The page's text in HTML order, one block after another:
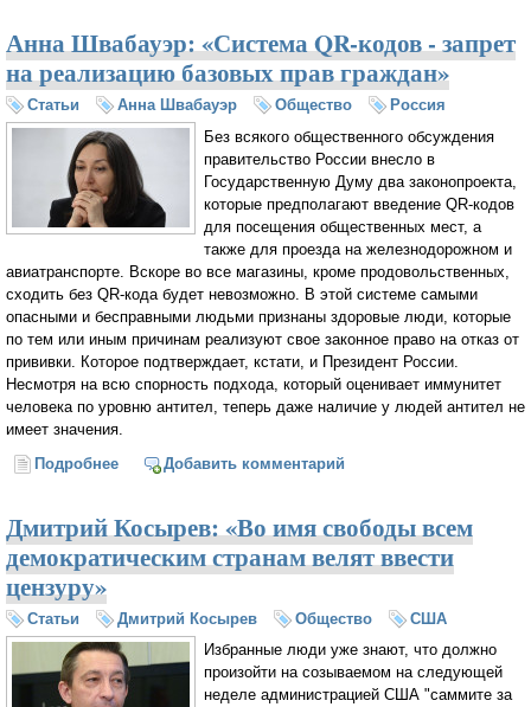
Анна Швабауэр: «Система QR-кодов - запрет
на реализацию базовых прав граждан»
Статьи Анна Швабауэр Общество
Россия
Без всякого общественного обсуждения
правительство России внесло в
Государственную Думу два законопроекта,
которые предполагают введение QR-кодов
для посещения общественных мест, а
также для проезда на железнодорожном и
авиатранспорте. Вскоре во все магазины, кроме продовольственных,
сходить без QR-кода будет невозможно. В этой системе самыми
опасными и бесправными людьми признаны здоровые люди, которые
по тем или иным причинам реализуют свое законное право на отказ от
прививки. Которое подтверждает, кстати, и Президент России.
Несмотря на всю спорность подхода, который оценивает иммунитет
человека по уровню антител, теперь даже наличие у людей антител не
имеет значения.
Подробнее о Анна Швабауэр: «Система QR-кодов - запрет на
Добавить комментарий
Дмитрий Косырев: «Во имя свободы всем
демократическим странам велят ввести
цензуру»
Статьи Дмитрий Косырев Общество
США
Избранные люди уже знают, что должно
произойти на созываемом на следующей
неделе администрацией США "саммите за